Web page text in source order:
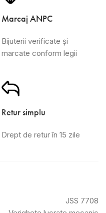
Marcaj ANPC
Bijuterii verificate și
marcate conform legii
Retur simplu
Drept de retur în 15 zile
JSS 7708